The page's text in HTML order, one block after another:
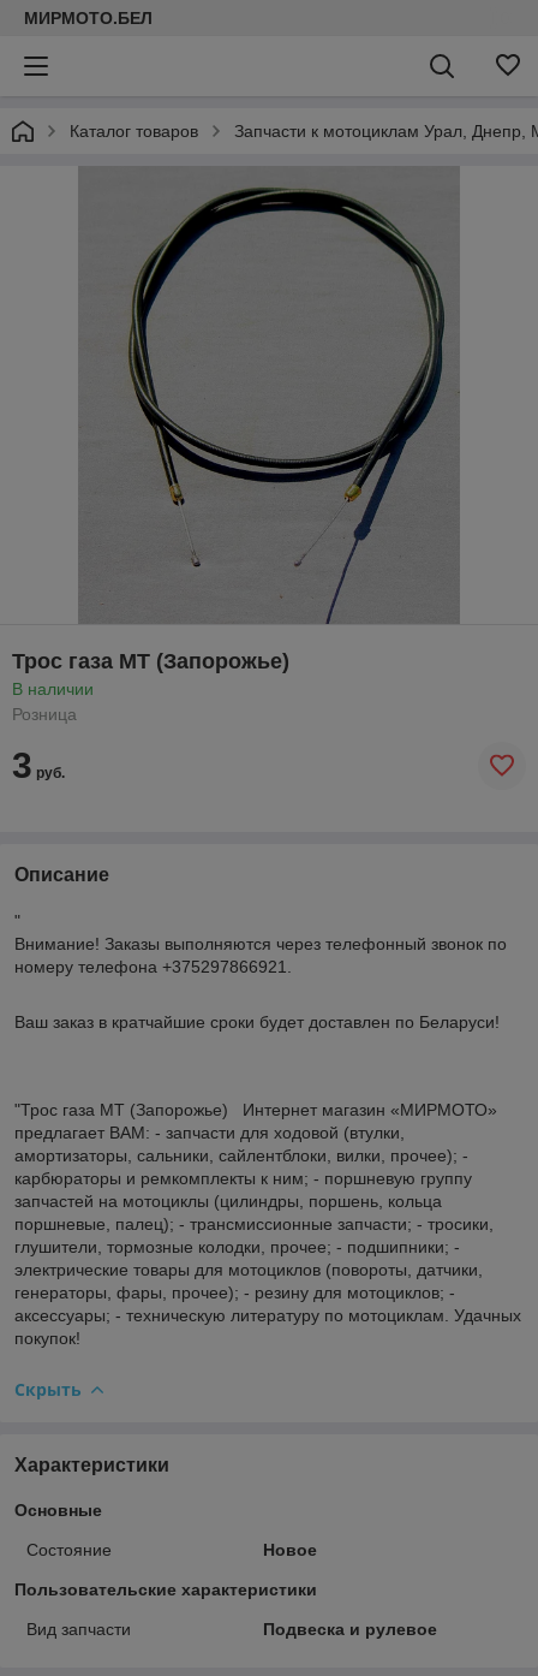
МИРМОТО.БЕЛ
Каталог товаров Запчасти к мотоциклам Урал, Днепр,
Трос газа МТ (Запорожье)
В наличии
Розница
3 руб.
Описание
"
Внимание! Заказы выполняются через телефонный звонок по
номеру телефона +375297866921.
Ваш заказ в кратчайшие сроки будет доставлен по Беларуси!
"Трос газа МТ (Запорожье) Интернет магазин «МИРМОТО»
предлагает ВАМ: - запчасти для ходовой (втулки,
амортизаторы, сальники, сайлентблоки, вилки, прочее); -
карбюраторы и ремкомплекты к ним; - поршневую группу
запчастей на мотоциклы (цилиндры, поршень, кольца
поршневые, палец); - трансмиссионные запчасти; - тросики,
глушители, тормозные колодки, прочее; - подшипники; -
электрические товары для мотоциклов (повороты, датчики,
генераторы, фары, прочее); - резину для мотоциклов; -
аксессуары; - техническую литературу по мотоциклам. Удачных
покупок!
Скрыть
Характеристики
Основные
Состояние Новое
Пользовательские характеристики
Вид запчасти Подвеска и рулевое